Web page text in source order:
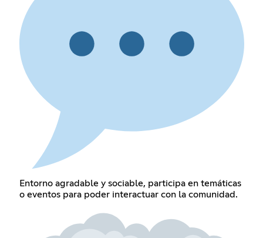
Entorno agradable y sociable, participa en temáticas
o eventos para poder interactuar con la comunidad.